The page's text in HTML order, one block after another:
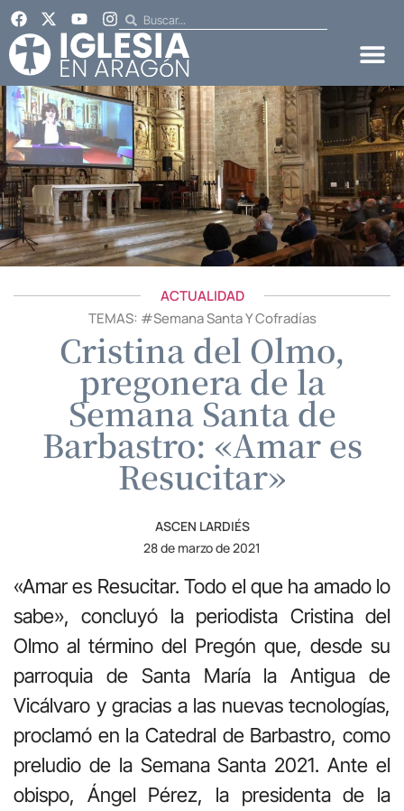
ACTUALIDAD
TEMAS: #Semana Santa Y Cofradías
Cristina del Olmo,
pregonera de la
Semana Santa de
Barbastro: «Amar es
Resucitar»
ASCEN LARDIÉS
28 de marzo de 2021
«Amar es Resucitar. Todo el que ha amado lo
sabe», concluyó la periodista Cristina del
Olmo al término del Pregón que, desde su
parroquia de Santa María la Antigua de
Vicálvaro y gracias a las nuevas tecnologías,
proclamó en la Catedral de Barbastro, como
preludio de la Semana Santa 2021. Ante el
obispo, Ángel Pérez, la presidenta de la